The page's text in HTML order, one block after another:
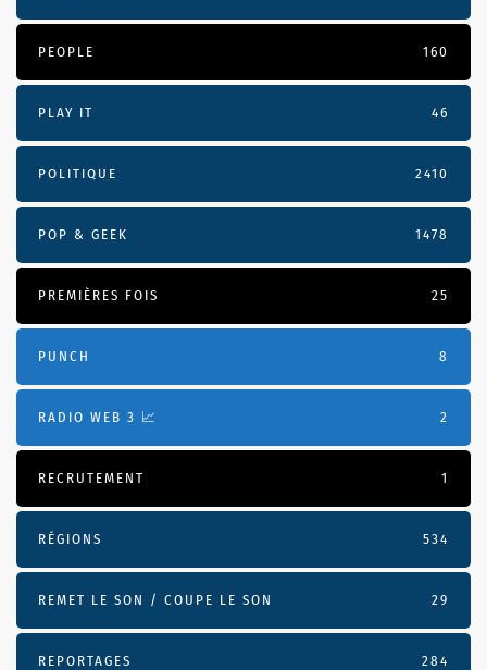
PEOPLE 160
PLAY IT 46
POLITIQUE 2410
POP & GEEK 1478
PREMIÈRES FOIS 25
PUNCH 8
RADIO WEB 3 📈 2
RECRUTEMENT 1
RÉGIONS 534
REMET LE SON / COUPE LE SON 29
REPORTAGES 284